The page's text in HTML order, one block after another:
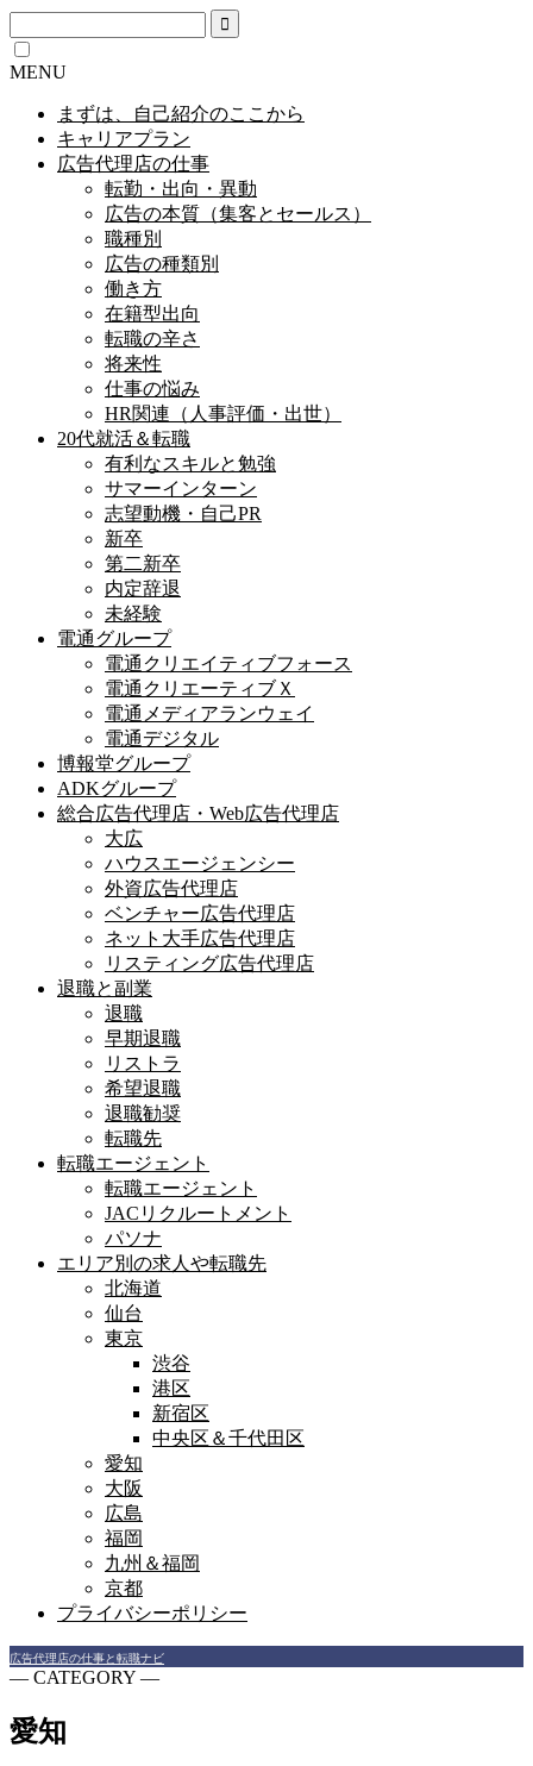
MENU
まずは、自己紹介のここから
キャリアプラン
広告代理店の仕事
転勤・出向・異動
広告の本質（集客とセールス）
職種別
広告の種類別
働き方
在籍型出向
転職の辛さ
将来性
仕事の悩み
HR関連（人事評価・出世）
20代就活＆転職
有利なスキルと勉強
サマーインターン
志望動機・自己PR
新卒
第二新卒
内定辞退
未経験
電通グループ
電通クリエイティブフォース
電通クリエーティブＸ
電通メディアランウェイ
電通デジタル
博報堂グループ
ADKグループ
総合広告代理店・Web広告代理店
大広
ハウスエージェンシー
外資広告代理店
ベンチャー広告代理店
ネット大手広告代理店
リスティング広告代理店
退職と副業
退職
早期退職
リストラ
希望退職
退職勧奨
転職先
転職エージェント
転職エージェント
JACリクルートメント
パソナ
エリア別の求人や転職先
北海道
仙台
東京
渋谷
港区
新宿区
中央区＆千代田区
愛知
大阪
広島
福岡
九州＆福岡
京都
プライバシーポリシー
広告代理店の仕事と転職ナビ
― CATEGORY ―
愛知